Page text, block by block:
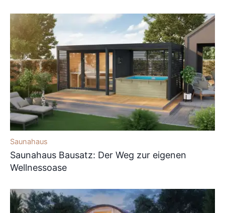
Saunahaus
Saunahaus Bausatz: Der Weg zur eigenen
Wellnessoase